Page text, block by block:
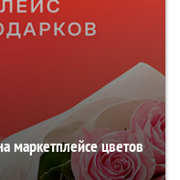
маркетплейсе цветов